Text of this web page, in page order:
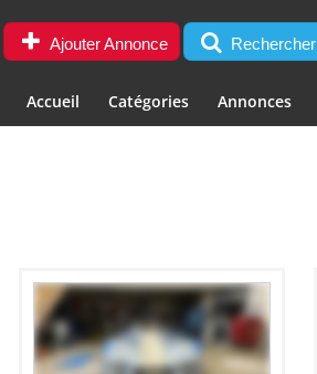
Ajouter Annonce Rechercher
Accueil Catégories Annonces